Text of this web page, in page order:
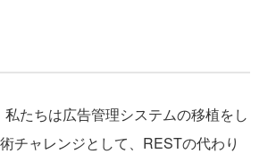
たちは広告管理システムの移植をし
チャレンジとして、RESTの代わり